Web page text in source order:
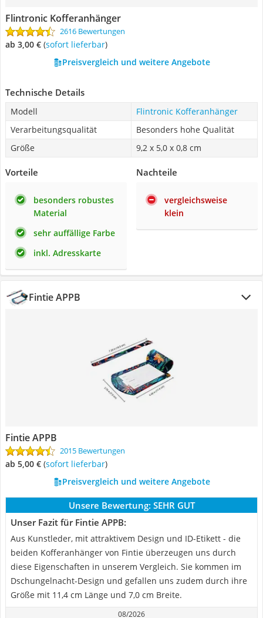
Flintronic Kofferanhänger
2616 Bewertungen
ab 3,00 € ( Sofort lieferbar)
Preisvergleich und weitere Angebote
Technische Details
Modell
Flintronic Kofferanhänger
Verarbeitungsqualität
Besonders hohe Qualität
Größe
9,2 x 5,0 x 0,8 cm
Vorteile
besonders robustes
Material
sehr auffällige Farbe
inkl. Adresskarte
Nachteile
vergleichsweise
klein
Fintie APPB
Fintie APPB
2015 Bewertungen
ab 5,00 € ( Sofort lieferbar)
Preisvergleich und weitere Angebote
Unsere Bewertung: SEHR GUT
Unser Fazit für Fintie APPB:
Aus Kunstleder, mit attraktivem Design und ID-Etikett - die
beiden Kofferanhänger von Fintie überzeugen uns durch
diese Eigenschaften in unserem Vergleich. Sie kommen im
Dschungelnacht-Design und gefallen uns zudem durch ihre
Größe mit 11,4 cm Länge und 7,0 cm Breite.
08/2026